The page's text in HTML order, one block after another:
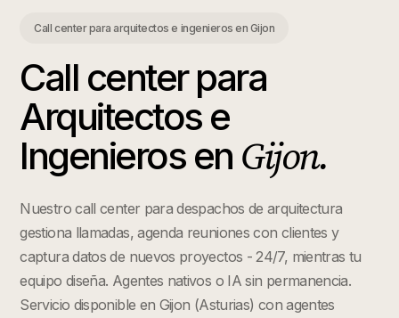
Call center para arquitectos e ingenieros en Gijon
Call center para
Arquitectos e
Ingenierosen Gijon.
Nuestro call center para despachos de arquitectura
gestiona llamadas, agenda reuniones con clientes y
captura datos de nuevos proyectos - 24/7, mientras tu
equipo diseña. Agentes nativos o IA sin permanencia.
Servicio disponible en Gijon (Asturias) con agentes